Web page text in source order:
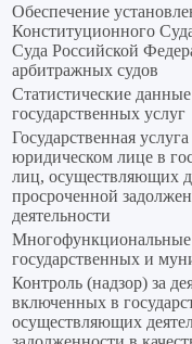
Обеспечение
Конституционного
Суда Российской
арбитражных судов
Статистические
государственных услуг
Государственная
юридическом лице в
лиц, осуществляющих
просроченной
деятельности
Многофункциональные
государственных и
Контроль (надзор) за
включенных в
осуществляющих